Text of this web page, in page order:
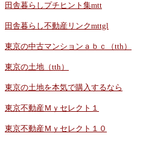
田舎暮らしプチヒント集mtt
田舎暮らし不動産リンクmttgl
東京の中古マンションａｂｃ（tth）
東京の土地（tth）
東京の土地を本気で購入するなら
東京不動産Ｍｙセレクト１
東京不動産Ｍｙセレクト１０